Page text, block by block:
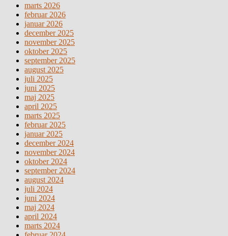
marts 2026
februar 2026
januar 2026
december 2025
november 2025
oktober 2025
september 2025
august 2025
juli 2025
juni 2025
maj 2025
april 2025
marts 2025
februar 2025
januar 2025
december 2024
november 2024
oktober 2024
september 2024
august 2024
juli 2024
juni 2024
maj 2024
april 2024
marts 2024